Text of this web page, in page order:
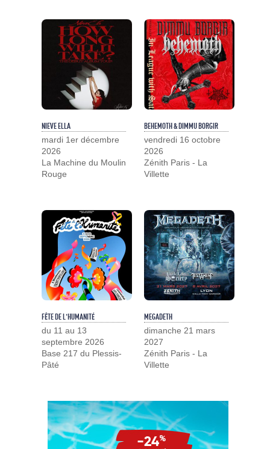
NIEVE ELLA
mardi 1er décembre
2026
La Machine du Moulin
Rouge
BEHEMOTH & DIMMU BORGIR
vendredi 16 octobre
2026
Zénith Paris - La
Villette
FÊTE DE L'HUMANITÉ
du 11 au 13
septembre 2026
Base 217 du Plessis-
Pâté
MEGADETH
dimanche 21 mars
2027
Zénith Paris - La
Villette